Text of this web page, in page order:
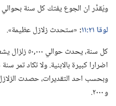
ويُقدَّر ان الجوع يفتك كل سنة بحوالي
لوقا ٢١:‏١١
‏:‏ «ستحدث زلازل عظيمة».‏
اضرارا كبيرة بالابنية.‏ ولا تكاد
و ٢٠٠٠.‏